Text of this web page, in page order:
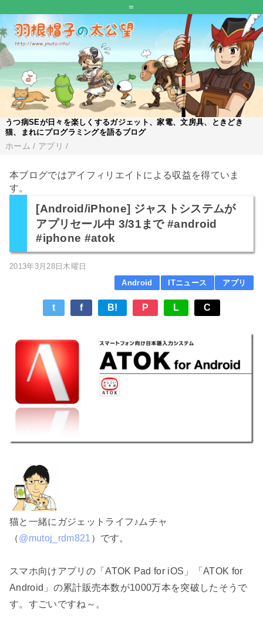
=
うつ病SEが日々を楽しくするガジェット、家電、文房具、ときどき
猫、まれにプログラミングを語るブログ
ホーム / アプリ /
本ブログではアイフィリエイトによる収益を得ていま
す。
[Android/iPhone] ジャストシステムが
アプリセール中 3/31まで #android
#iphone #atok
2013年3月28日木曜日
Android
ITニュース アプリ
t f B! P L C
猫と一緒にガジェットライフ♪ムチャ
（@mutoj_rdm821 ）です。
スマホ向けアプリの「ATOK Pad for iOS」「ATOK for
Android」の累計販売本数が1000万本を突破したそうで
す。すごいですね～。